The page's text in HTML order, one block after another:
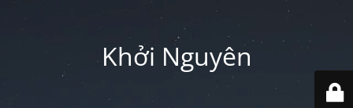
Khởi Nguyên